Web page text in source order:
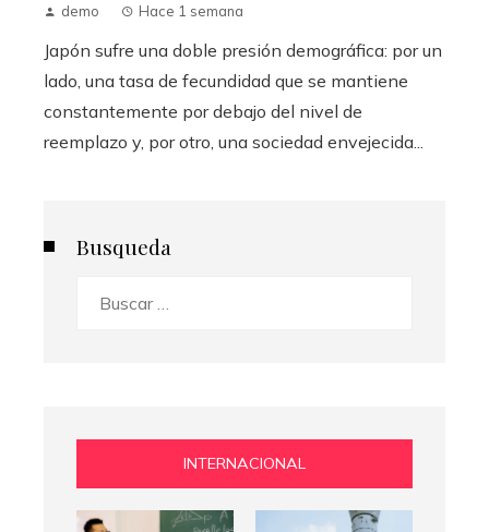
demo Hace 1 semana
Japón sufre una doble presión demográfica: por un
lado, una tasa de fecundidad que se mantiene
constantemente por debajo del nivel de
reemplazo y, por otro, una sociedad envejecida...
Busqueda
INTERNACIONAL